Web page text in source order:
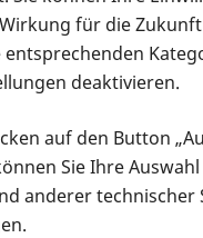
in
einem Ort
für die
entsprechenden
deaktivieren.
auf den Button
Sie Ihre
anderer technischer